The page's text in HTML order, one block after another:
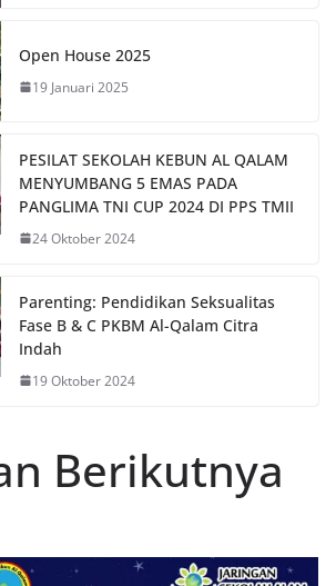
Open House 2025
19 Januari 2025
PESILAT SEKOLAH KEBUN AL QALAM
MENYUMBANG 5 EMAS PADA
PANGLIMA TNI CUP 2024 DI PPS TMII
24 Oktober 2024
Parenting: Pendidikan Seksualitas
Fase B & C PKBM Al-Qalam Citra
Indah
19 Oktober 2024
Berikutnya